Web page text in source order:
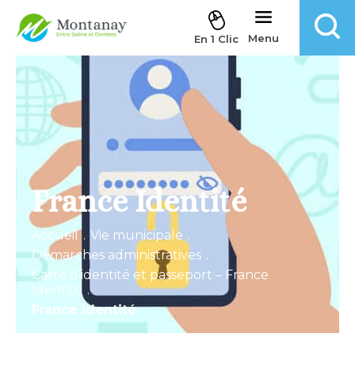
Aller au contenu
En 1 Clic Menu
France Identité
Accueil . Vie municipale .
Démarches administratives .
Carte d’identité et passeport – France
Identité .
France Identité